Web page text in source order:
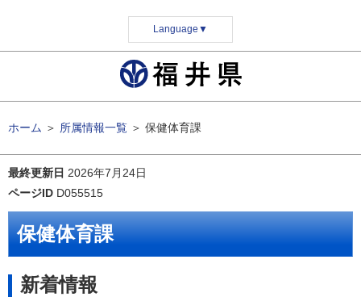
Language ▼
ホーム ＞ 所属情報一覧 ＞ 保健体育課
最終更新日 2026年7月24日
ページID D055515
保健体育課
新着情報